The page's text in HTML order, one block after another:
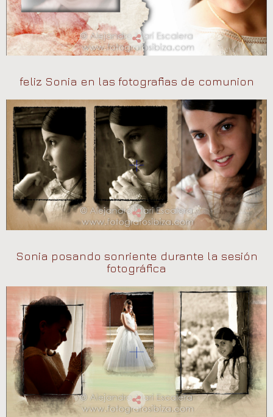
feliz Sonia en las fotografias de comunion
Sonia posando sonriente durante la sesión
fotográfica